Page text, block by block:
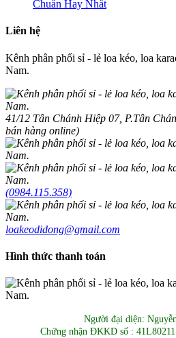
Chuẩn Hay Nhất
Liên hệ
Kênh phân phối sỉ - lẻ loa kéo, loa
Nam.
41/12 Tân Chánh Hiệp 07, P.Tân
bán hàng online)
(0984.115.358)
loakeodidong@gmail.com
Hình thức thanh toán
Người đại diện:
Chứng nhận ĐKKD số :